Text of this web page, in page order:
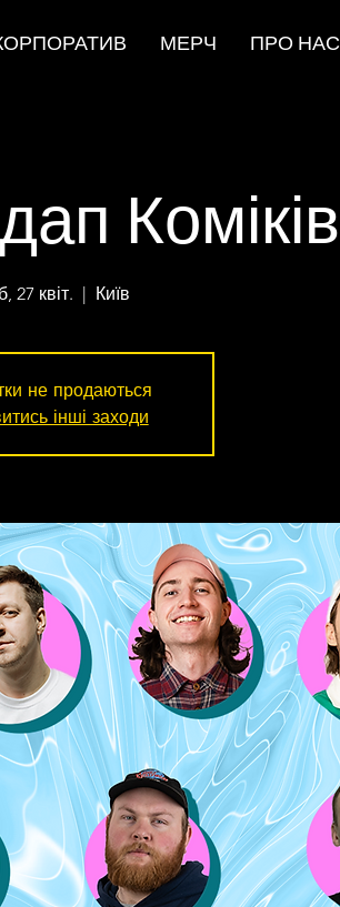
МЕРЧ ПРО НАС
Коміків
27 квіт.
  |
Київ
не продаються
інші заходи